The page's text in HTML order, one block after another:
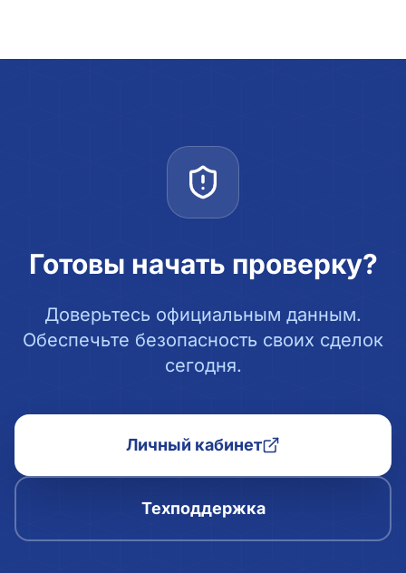
Готовы начать проверку?
Доверьтесь официальным данным.
Обеспечьте безопасность своих сделок
сегодня.
Личный кабинет
Техподдержка